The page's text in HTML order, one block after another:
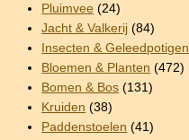
Pluimvee (24)
Jacht & Valkerij (84)
Insecten & Geleedpotigen
Bloemen & Planten (472)
Bomen & Bos (131)
Kruiden (38)
Paddenstoelen (41)